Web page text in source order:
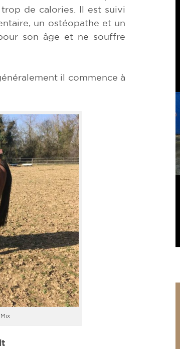
de calories. Il est suivi
un ostéopathe et un
son âge et ne souffre
il commence à
Mix